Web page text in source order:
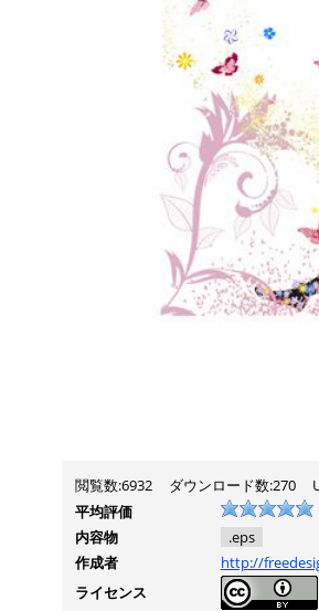
閲覧数:6932
ダウンロード数:270
平均評価
内容物
.eps
作成者
http://
ライセンス